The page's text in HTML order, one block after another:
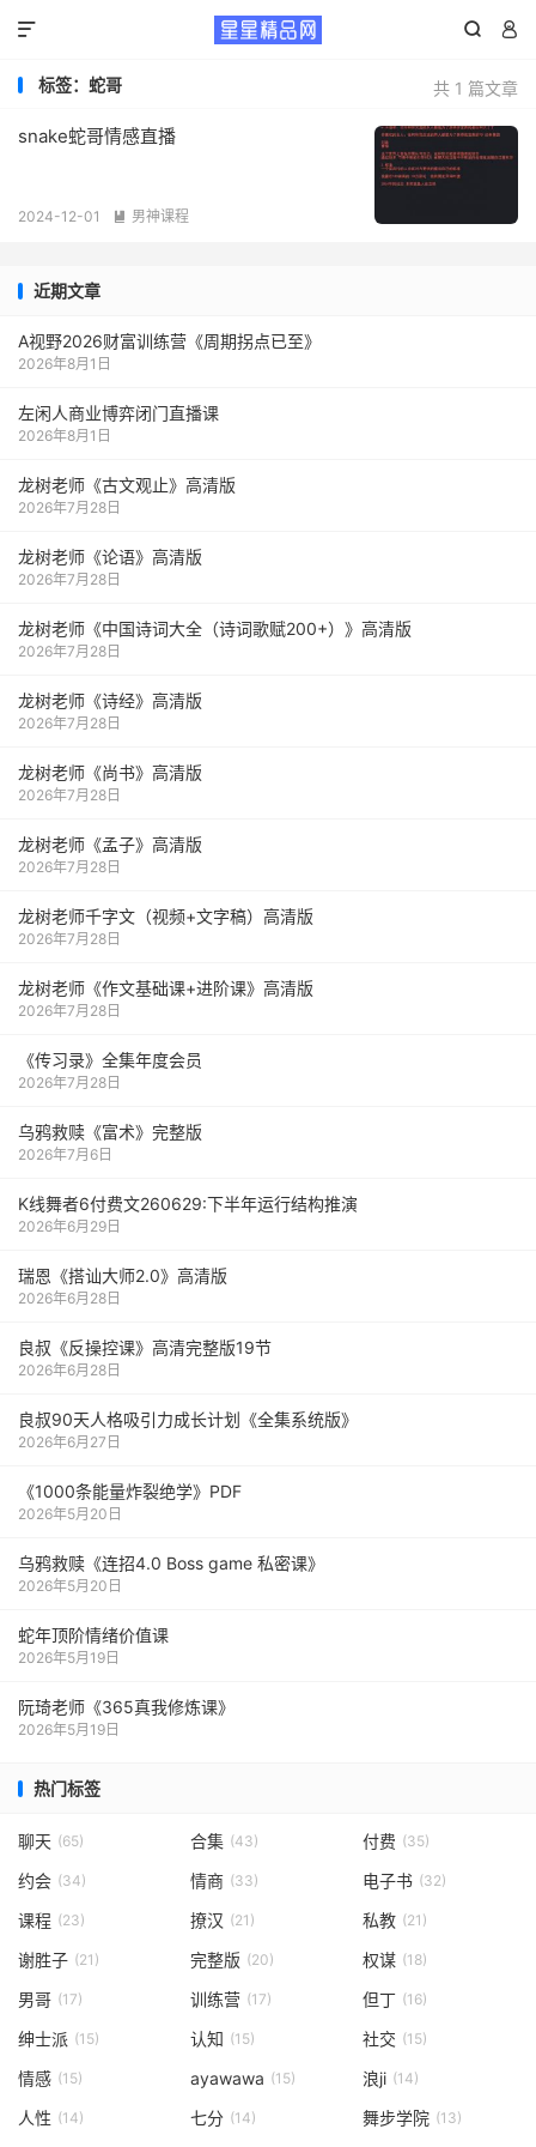
 

共 1 篇文章
标签：蛇哥
snake蛇哥情感直播
2024-12-01  男神课程
近期文章
A视野2026财富训练营《周期拐点已至》
2026年8月1日
左闲人商业博弈闭门直播课
2026年8月1日
龙树老师《古文观止》高清版
2026年7月28日
龙树老师《论语》高清版
2026年7月28日
龙树老师《中国诗词大全（诗词歌赋200+）》高清版
2026年7月28日
龙树老师《诗经》高清版
2026年7月28日
龙树老师《尚书》高清版
2026年7月28日
龙树老师《孟子》高清版
2026年7月28日
龙树老师千字文（视频+文字稿）高清版
2026年7月28日
龙树老师《作文基础课+进阶课》高清版
2026年7月28日
《传习录》全集年度会员
2026年7月28日
乌鸦救赎《富术》完整版
2026年7月6日
K线舞者6付费文260629:下半年运行结构推演
2026年6月29日
瑞恩《搭讪大师2.0》高清版
2026年6月28日
良叔《反操控课》高清完整版19节
2026年6月28日
良叔90天人格吸引力成长计划《全集系统版》
2026年6月27日
《1000‮能条‬‎量‮裂炸‬‎绝学》PDF
2026年5月20日
乌鸦救赎《连招4.0 Boss game 私密课》
2026年5月20日
蛇年顶阶情绪价值课
2026年5月19日
阮琦老师《365真我修炼课》
2026年5月19日
热门标签
聊天 (65) 合集 (43) 付费 (35)
约会 (34) 情商 (33) 电子书 (32)
课程 (23) 撩汉 (21) 私教 (21)
谢胜子 (21) 完整版 (20) 权谋 (18)
男哥 (17) 训练营 (17) 但丁 (16)
绅士派 (15) 认知 (15) 社交 (15)
情感 (15) ayawawa (15) 浪ji (14)
人性 (14) 七分 (14) 舞步学院 (13)